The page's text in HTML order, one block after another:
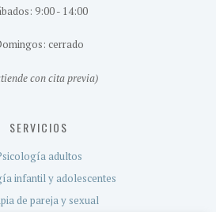
9:00 - 14:00
cerrado
con cita previa)
SERVICIOS
adultos
infantil y adolescentes
de pareja y sexual